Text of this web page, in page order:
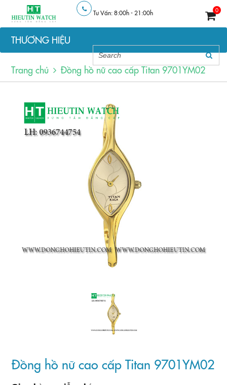
Tư Vấn: 8:00h - 21:00h 0
THƯƠNG HIỆU
Trang chủ Đồng hồ nữ cao cấp Titan 9701YM02
Đồng hồ nữ cao cấp Titan 9701YM02